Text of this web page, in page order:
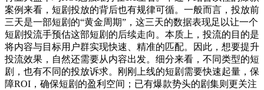
案例来看，短剧投放的背后也有规律可循。一般而言，投放前
三天是一部短剧的“黄金周期”，这三天的数据表现足以让一个
短剧投流手预估这部短剧的后续走向。本质上，投流的目的是
将内容与目标用户群实现快速、精准的匹配。因此，想要提升
投流效果，自然还需要从内容出发。细分来看，不同类型的短
剧，也有不同的投放诉求。刚刚上线的短剧需要快速起量，保
障ROI，确保短剧的盈利空间；已有爆款势头的剧集则更关注